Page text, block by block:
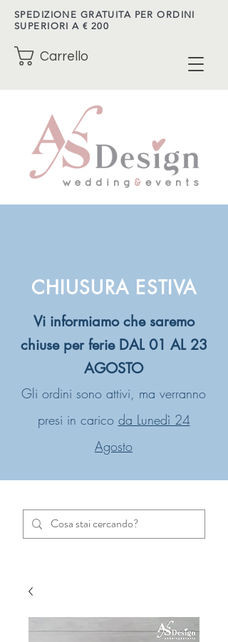
SPEDIZIONE GRATUITA PER ORDINI
SUPERIORI A € 200
Carrello
CHIUSURA ESTIVA
Vi informiamo che saremo
chiuse per ferie DAL 01 AL 23
AGOSTO
Gli ordini sono attivi, ma verranno
presi in carico da Lunedì 24
Agosto